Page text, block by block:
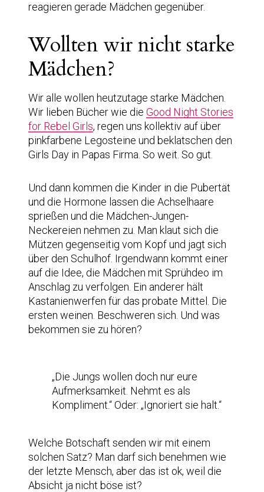
reagieren gerade Mädchen gegenüber.
Wollten wir nicht starke
Mädchen?
Wir alle wollen heutzutage starke Mädchen.
Wir lieben Bücher wie die Good Night Stories
for Rebel Girls, regen uns kollektiv auf über
pinkfarbene Legosteine und beklatschen den
Girls Day in Papas Firma. So weit. So gut.
Und dann kommen die Kinder in die Pubertät
und die Hormone lassen die Achselhaare
sprießen und die Mädchen-Jungen-
Neckereien nehmen zu. Man klaut sich die
Mützen gegenseitig vom Kopf und jagt sich
über den Schulhof. Irgendwann kommt einer
auf die Idee, die Mädchen mit Sprühdeo im
Anschlag zu verfolgen. Ein anderer hält
Kastanienwerfen für das probate Mittel. Die
ersten weinen. Beschweren sich. Und was
bekommen sie zu hören?
„Die Jungs wollen doch nur eure
Aufmerksamkeit. Nehmt es als
Kompliment.“ Oder: „Ignoriert sie halt.“
Welche Botschaft senden wir mit einem
solchen Satz? Man darf sich benehmen wie
der letzte Mensch, aber das ist ok, weil die
Absicht ja nicht böse ist?